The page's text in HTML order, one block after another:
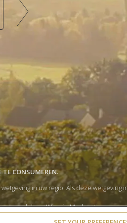
CONSUMEREN.
in uw regio. Als deze wetgeving
lid vanWine in Moderation.
ik het